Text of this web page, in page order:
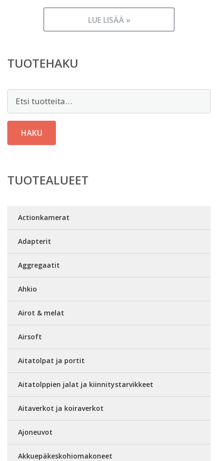
LUE LISÄÄ »
TUOTEHAKU
Etsi:
HAKU
TUOTEALUEET
Actionkamerat
Adapterit
Aggregaatit
Ahkio
Airot & melat
Airsoft
Aitatolpat ja portit
Aitatolppien jalat ja kiinnitystarvikkeet
Aitaverkot ja koiraverkot
Ajoneuvot
Akkuepäkeskohiomakoneet